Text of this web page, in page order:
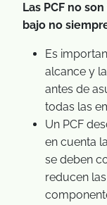
Las PCF no
bajo no
Es
alcance y
antes de
todas las
Un PCF
en cuenta
se deben
reducen